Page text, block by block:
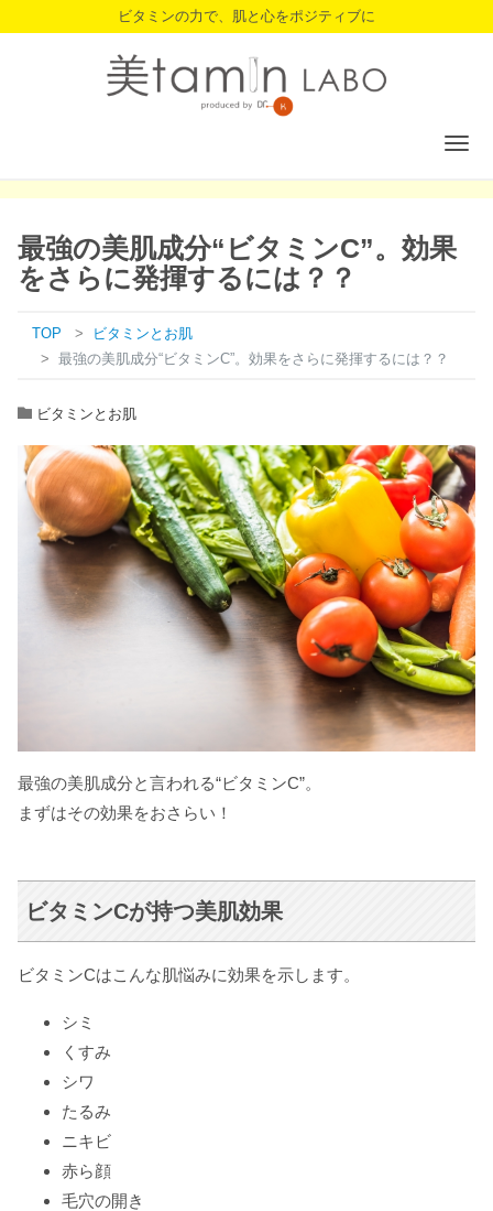
ビタミンの力で、肌と心をポジティブに
最強の美肌成分“ビタミンC”。効果
をさらに発揮するには？？
TOP
ビタミンとお肌
最強の美肌成分“ビタミンC”。効果をさらに発揮するには？？
ビタミンとお肌
最強の美肌成分と言われる“ビタミンC”。
まずはその効果をおさらい！
ビタミンCが持つ美肌効果
ビタミンCはこんな肌悩みに効果を示します。
シミ
くすみ
シワ
たるみ
ニキビ
赤ら顔
毛穴の開き